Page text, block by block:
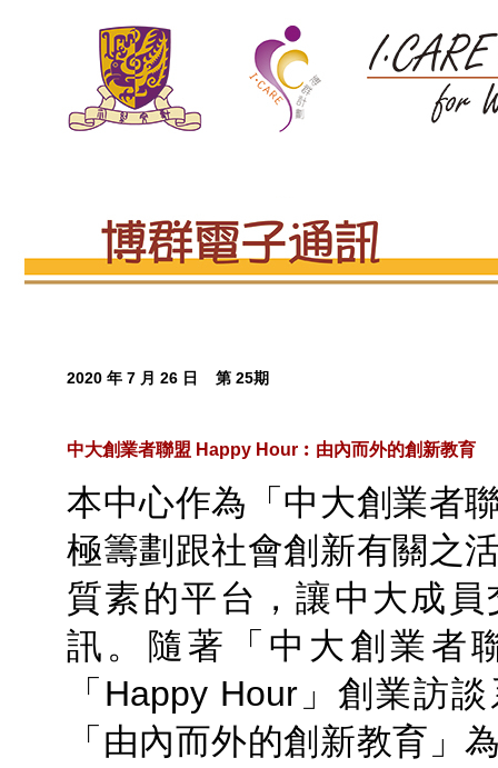
2020 年 7 月 26 日 第 25期
中大創業者聯盟 Happy Hour︰由內而外的創新教育
本中心作為「中大創業者
極籌劃跟社會創新有關之
質素的平台，讓中大成
訊。隨著「中大創業者
「Happy Hour」創業訪
「由內而外的創新教育」